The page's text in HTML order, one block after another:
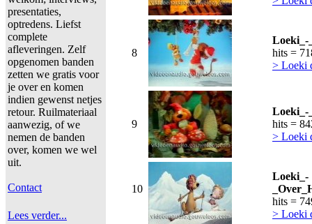
presentaties,
optredens. Liefst
complete
afleveringen. Zelf
opgenomen banden
zetten we gratis voor
je over en komen
indien gewenst netjes
retour. Ruilmateriaal
aanwezig, of we
nemen de banden
over, komen we wel
uit.
Contact
Lees verder...
8
Loeki_-
hits =
> Loeki
9
Loeki_-
hits =
> Loeki
10
Loeki_-
hits =
> Loeki